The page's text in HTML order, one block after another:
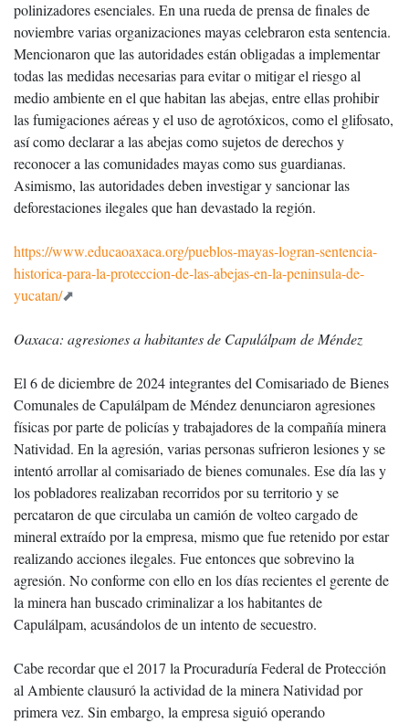
polinizadores esenciales. En una rueda de prensa de finales de
noviembre varias organizaciones mayas celebraron esta sentencia.
Mencionaron que las autoridades están obligadas a implementar
todas las medidas necesarias para evitar o mitigar el riesgo al
medio ambiente en el que habitan las abejas, entre ellas prohibir
las fumigaciones aéreas y el uso de agrotóxicos, como el glifosato,
así como declarar a las abejas como sujetos de derechos y
reconocer a las comunidades mayas como sus guardianas.
Asimismo, las autoridades deben investigar y sancionar las
deforestaciones ilegales que han devastado la región.
https://www.educaoaxaca.org/pueblos-mayas-logran-sentencia-
historica-para-la-proteccion-de-las-abejas-en-la-peninsula-de-
yucatan/
Oaxaca: agresiones a habitantes de Capulálpam de Méndez
El 6 de diciembre de 2024 integrantes del Comisariado de Bienes
Comunales de Capulálpam de Méndez denunciaron agresiones
físicas por parte de policías y trabajadores de la compañía minera
Natividad. En la agresión, varias personas sufrieron lesiones y se
intentó arrollar al comisariado de bienes comunales. Ese día las y
los pobladores realizaban recorridos por su territorio y se
percataron de que circulaba un camión de volteo cargado de
mineral extraído por la empresa, mismo que fue retenido por estar
realizando acciones ilegales. Fue entonces que sobrevino la
agresión. No conforme con ello en los días recientes el gerente de
la minera han buscado criminalizar a los habitantes de
Capulálpam, acusándolos de un intento de secuestro.
Cabe recordar que el 2017 la Procuraduría Federal de Protección
al Ambiente clausuró la actividad de la minera Natividad por
primera vez. Sin embargo, la empresa siguió operando